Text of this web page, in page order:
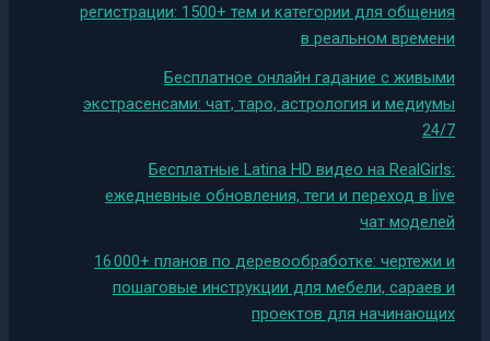
регистрации: 1500+ тем и категории для общения
в реальном времени
Бесплатное онлайн гадание с живыми
экстрасенсами: чат, таро, астрология и медиумы
24/7
Бесплатные Latina HD видео на RealGirls:
ежедневные обновления, теги и переход в live
чат моделей
16 000+ планов по деревообработке: чертежи и
пошаговые инструкции для мебели, сараев и
проектов для начинающих